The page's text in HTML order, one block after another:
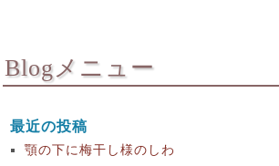
Blogメニュー
最近の投稿
顎の下に梅干し様のしわ